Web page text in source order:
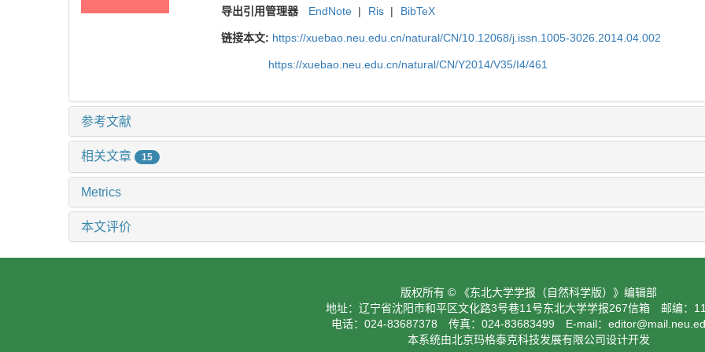
导出引用管理器 EndNote | Ris | BibTeX
链接本文: https://xuebao.neu.edu.cn/natural/CN/10.12068/j.issn.1005-3026.2014.04.002
https://xuebao.neu.edu.cn/natural/CN/Y2014/V35/I4/461
参考文献
相关文章 15
Metrics
本文评价
版权所有 © 《东北大学学报（自然科学版）》编辑部
地址：辽宁省沈阳市和平区文化路3号巷11号东北大学学报267信箱 邮编：
电话：024-83687378 传真：024-83683499 E-mail：
本系统由北京玛格泰克科技发展有限公司设计开发